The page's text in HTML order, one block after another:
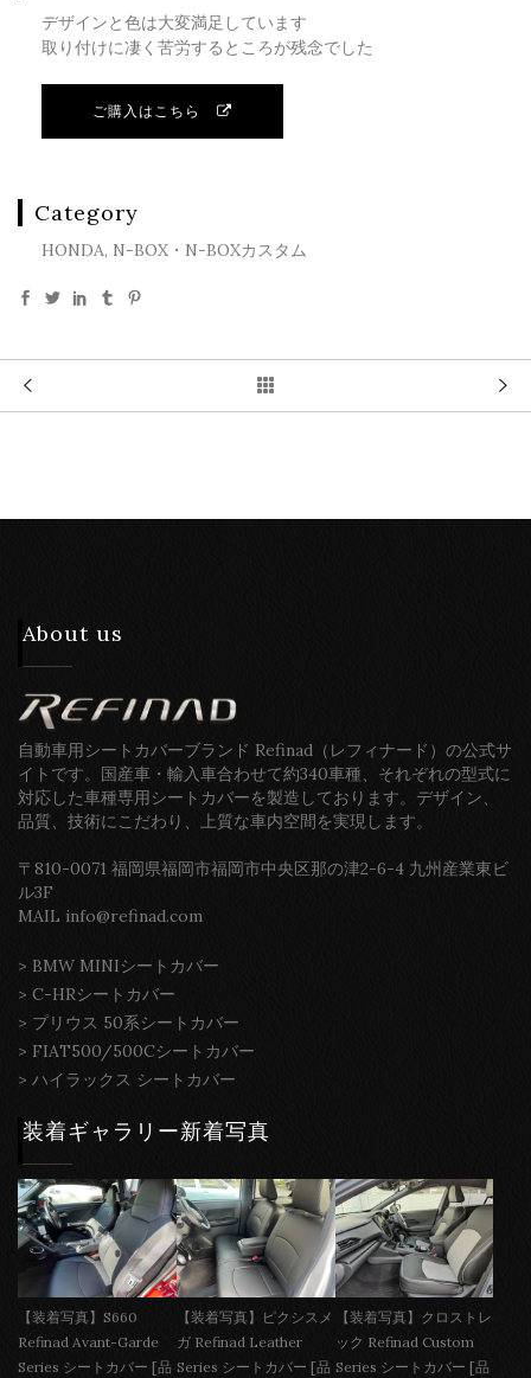
デザインと色は大変満足しています
取り付けに凄く苦労するところが残念でした
ご購入はこちら
Category
HONDA, N-BOX・N-BOXカスタム
About us
自動車用シートカバーブランド Refinad（レフィナード）の公式サ
イトです。国産車・輸入車合わせて約340車種、それぞれの型式に
対応した車種専用シートカバーを製造しております。デザイン、
品質、技術にこだわり、上質な車内空間を実現します。
〒810-0071 福岡県福岡市福岡市中央区那の津2-6-4 九州産業東ビ
ル3F
MAIL info@refinad.com
> BMW MINIシートカバー
> C-HRシートカバー
> プリウス 50系シートカバー
> FIAT500/500Cシートカバー
> ハイラックス シートカバー
装着ギャラリー新着写真
【装着写真】S660
Refinad Avant-Garde
Series シートカバー [品
【装着写真】ピクシスメ
ガ Refinad Leather
Series シートカバー [品
【装着写真】クロストレ
ック Refinad Custom
Series シートカバー [品